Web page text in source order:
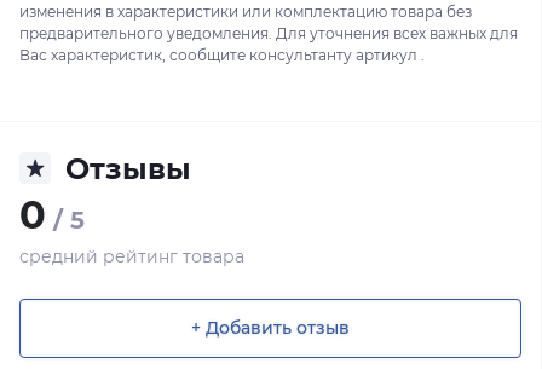
изменения в характеристики или комплектацию товара без
предварительного уведомления. Для уточнения всех важных для
Вас характеристик, сообщите консультанту артикул .
Отзывы
0 / 5
средний рейтинг товара
+ Добавить отзыв